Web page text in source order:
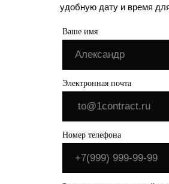
удобную дату и время
Ваше имя
Электронная почта
Номер телефона